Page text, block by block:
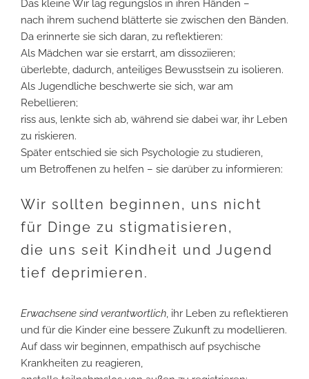
Das kleine Wir lag regungslos in ihren Händen –
nach ihrem suchend blätterte sie zwischen den Bänden.
Da erinnerte sie sich daran, zu reflektieren:
Als Mädchen war sie erstarrt, am dissoziieren;
überlebte, dadurch, anteiliges Bewusstsein zu isolieren.
Als Jugendliche beschwerte sie sich, war am
Rebellieren;
riss aus, lenkte sich ab, während sie dabei war, ihr Leben
zu riskieren.
Später entschied sie sich Psychologie zu studieren,
um Betroffenen zu helfen – sie darüber zu informieren:
Wir sollten beginnen, uns nicht
für Dinge zu stigmatisieren,
die uns seit Kindheit und Jugend
tief deprimieren.
Erwachsene sind verantwortlich , ihr Leben zu reflektieren
und für die Kinder eine bessere Zukunft zu modellieren.
Auf dass wir beginnen, empathisch auf psychische
Krankheiten zu reagieren,